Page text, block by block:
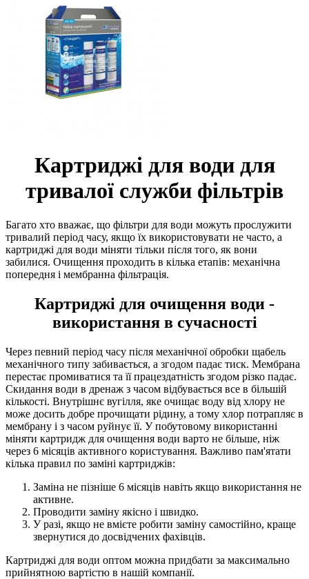
Картриджі для води для
тривалої служби фільтрів
Багато хто вважає, що фільтри для води можуть прослужити
тривалий період часу, якщо їх використовувати не часто, а
картриджі для води міняти тільки після того, як вони
забилися. Очищення проходить в кілька етапів: механічна
попередня і мембранна фільтрація.
Картриджі для очищення води -
використання в сучасності
Через певний період часу після механічної обробки щабель
механічного типу забивається, а згодом падає тиск. Мембрана
перестає промиватися та її працездатність згодом різко падає.
Скидання води в дренаж з часом відбувається все в більшій
кількості. Внутрішнє вугілля, яке очищає воду від хлору не
може досить добре прочищати рідину, а тому хлор потрапляє в
мембрану і з часом руйнує її. У побутовому використанні
міняти картридж для очищення води варто не більше, ніж
через 6 місяців активного користування. Важливо пам'ятати
кілька правил по заміні картриджів:
Заміна не пізніше 6 місяців навіть якщо використання не
активне.
Проводити заміну якісно і швидко.
У разі, якщо не вмієте робити заміну самостійно, краще
звернутися до досвідчених фахівців.
Картриджі для води оптом можна придбати за максимально
прийнятною вартістю в нашій компанії.